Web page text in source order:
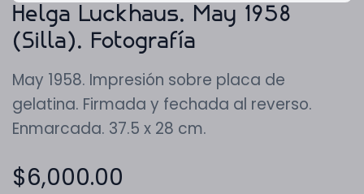
Helga Luckhaus. May 1958
(Silla). Fotografía
May 1958. Impresión sobre placa de
gelatina. Firmada y fechada al reverso.
Enmarcada. 37.5 x 28 cm.
$6,000.00